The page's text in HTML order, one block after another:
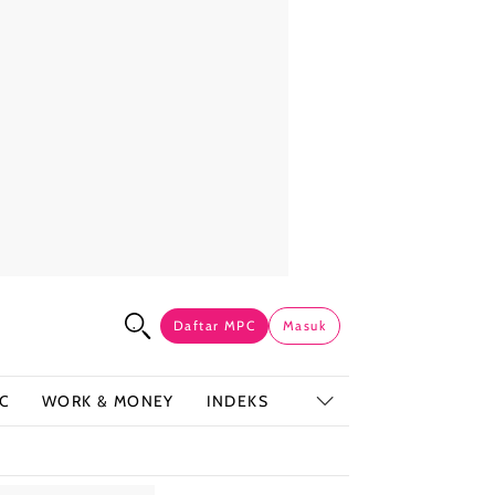
Daftar MPC Masuk
WORK & MONEY INDEKS